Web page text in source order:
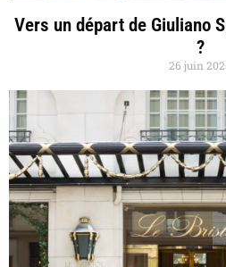
Vers un départ de Giuliano
?
26 juin